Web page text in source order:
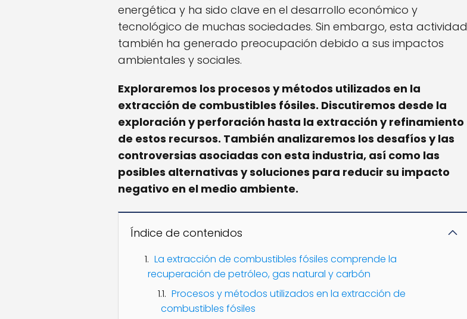
energética y ha sido clave en el desarrollo económico y
tecnológico de muchas sociedades. Sin embargo, esta actividad
también ha generado preocupación debido a sus impactos
ambientales y sociales.
Exploraremos los procesos y métodos utilizados en la
extracción de combustibles fósiles. Discutiremos desde la
exploración y perforación hasta la extracción y refinamiento
de estos recursos. También analizaremos los desafíos y las
controversias asociadas con esta industria, así como las
posibles alternativas y soluciones para reducir su impacto
negativo en el medio ambiente.
Índice de contenidos
La extracción de combustibles fósiles comprende la
recuperación de petróleo, gas natural y carbón
Procesos y métodos utilizados en la extracción de
combustibles fósiles